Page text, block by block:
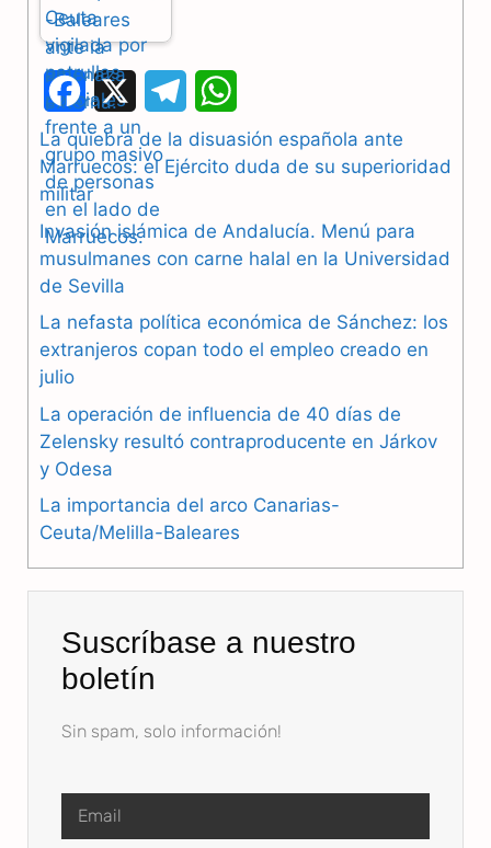
F
a
c
e
b
o
o
e
l
g
a
h
a
s
p
La quiebra de la disuasión española ante
Marruecos: el Ejército duda de su superioridad
militar
Invasión islámica de Andalucía. Menú para
musulmanes con carne halal en la Universidad
de Sevilla
La nefasta política económica de Sánchez: los
extranjeros copan todo el empleo creado en
julio
La operación de influencia de 40 días de
Zelensky resultó contraproducente en Járkov
y Odesa
La importancia del arco Canarias-
Ceuta/Melilla-Baleares
Suscríbase a nuestro
boletín
Sin spam, solo información!